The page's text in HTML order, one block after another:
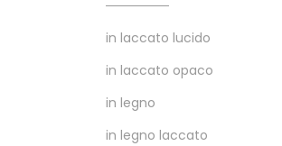
in laccato lucido
in laccato opaco
in legno
in legno laccato